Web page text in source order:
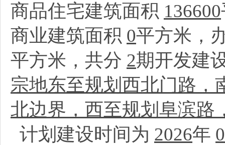
商品住宅建筑面积 136600
商业建筑面积 0平方米，
平方米，共分 2期开发建
宗地东至规划西北门路，
北边界，西至规划阜滨路
计划建设时间为 2026年